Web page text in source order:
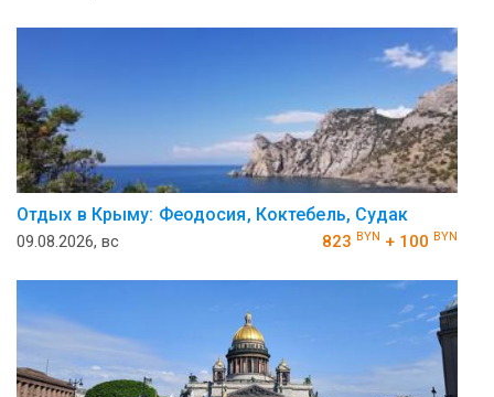
Отдых в Крыму: Феодосия, Коктебель, Судак
09.08.2026, вс 823 BYN + 100 BYN